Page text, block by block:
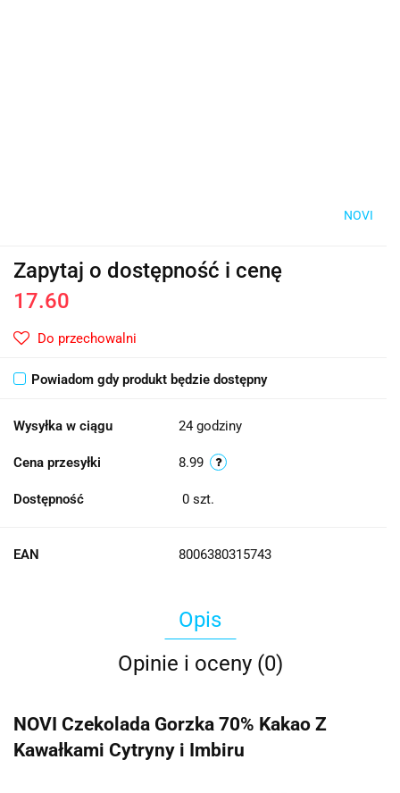
NOVI
Zapytaj o dostępność i cenę
17.60
Do przechowalni
Powiadom gdy produkt będzie dostępny
Wysyłka w ciągu 24 godziny
Cena przesyłki 8.99
Dostępność 0 szt.
EAN 8006380315743
Opis
Opinie i oceny (0)
NOVI Czekolada Gorzka 70% Kakao Z
Kawałkami Cytryny i Imbiru